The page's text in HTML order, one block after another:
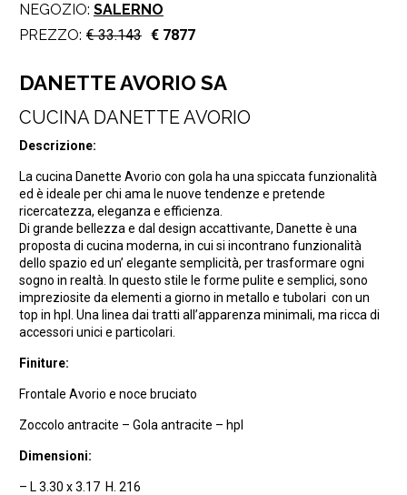
NEGOZIO: SALERNO
PREZZO: € 33.143 € 7877
DANETTE AVORIO SA
CUCINA DANETTE AVORIO
Descrizione:
La cucina Danette Avorio con gola ha una spiccata funzionalità
ed è ideale per chi ama le nuove tendenze e pretende
ricercatezza, eleganza e efficienza.
Di grande bellezza e dal design accattivante, Danette è una
proposta di cucina moderna, in cui si incontrano funzionalità
dello spazio ed un’ elegante semplicità, per trasformare ogni
sogno in realtà. In questo stile le forme pulite e semplici, sono
impreziosite da elementi a giorno in metallo e tubolari con un
top in hpl. Una linea dai tratti all’apparenza minimali, ma ricca di
accessori unici e particolari.
Finiture:
Frontale Avorio e noce bruciato
Zoccolo antracite – Gola antracite – hpl
Dimensioni:
– L 3.30 x 3.17 H. 216